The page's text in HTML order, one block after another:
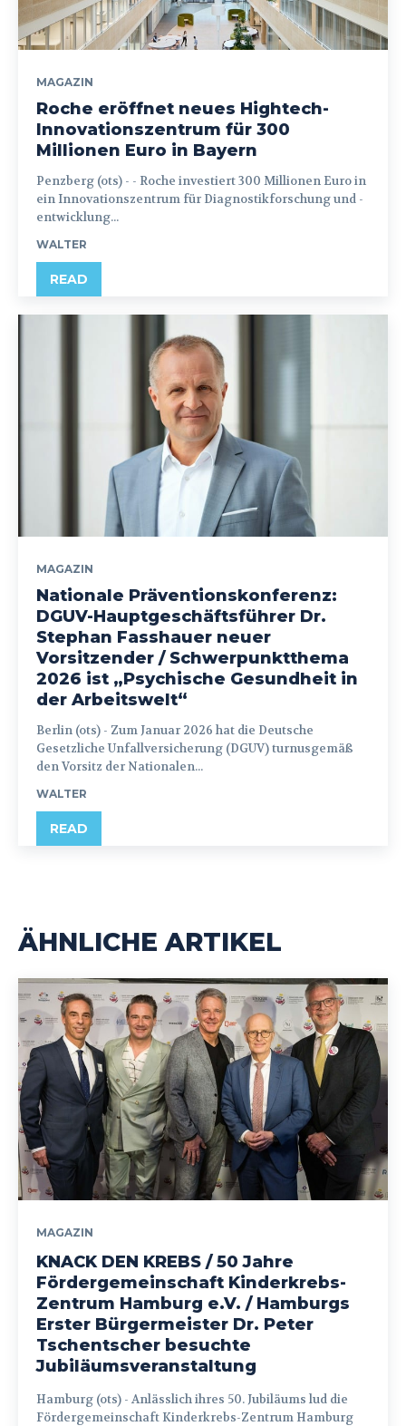
MAGAZIN
Roche eröffnet neues Hightech-
Innovationszentrum für 300
Millionen Euro in Bayern
Penzberg (ots) - - Roche investiert 300 Millionen Euro in
ein Innovationszentrum für Diagnostikforschung und -
entwicklung...
WALTER
READ
MAGAZIN
Nationale Präventionskonferenz:
DGUV-Hauptgeschäftsführer Dr.
Stephan Fasshauer neuer
Vorsitzender / Schwerpunktthema
2026 ist „Psychische Gesundheit in
der Arbeitswelt“
Berlin (ots) - Zum Januar 2026 hat die Deutsche
Gesetzliche Unfallversicherung (DGUV) turnusgemäß
den Vorsitz der Nationalen...
WALTER
READ
ÄHNLICHE ARTIKEL
MAGAZIN
KNACK DEN KREBS / 50 Jahre
Fördergemeinschaft Kinderkrebs-
Zentrum Hamburg e.V. / Hamburgs
Erster Bürgermeister Dr. Peter
Tschentscher besuchte
Jubiläumsveranstaltung
Hamburg (ots) - Anlässlich ihres 50. Jubiläums lud die
Fördergemeinschaft Kinderkrebs-Zentrum Hamburg